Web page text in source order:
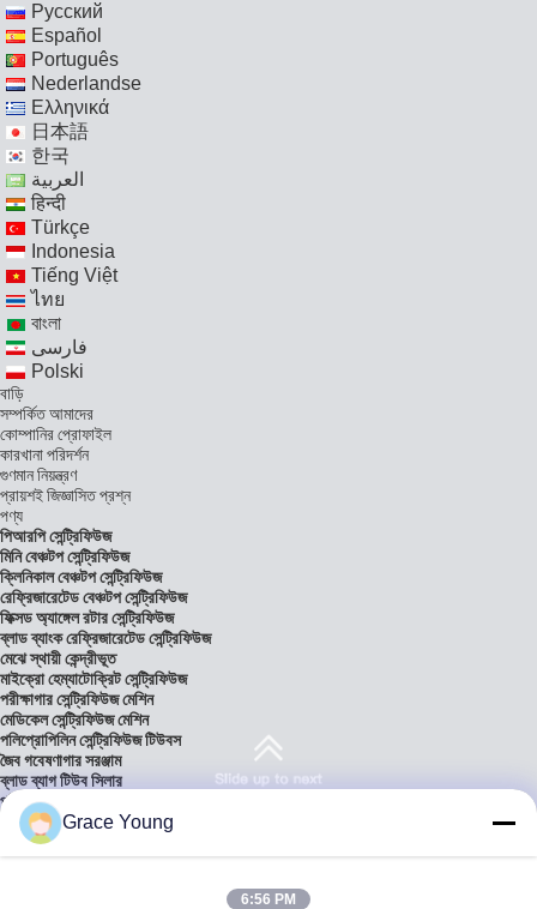
Русский
Español
Português
Nederlandse
Ελληνικά
日本語
한국
العربية
हिन्दी
Türkçe
Indonesia
Tiếng Việt
ไทย
বাংলা
فارسی
Polski
বাড়ি
সম্পর্কিত আমাদের
কোম্পানির প্রোফাইল
কারখানা পরিদর্শন
গুণমান নিয়ন্ত্রণ
প্রায়শই জিজ্ঞাসিত প্রশ্ন
পণ্য
পিআরপি সেন্ট্রিফিউজ
মিনি বেঞ্চটপ সেন্ট্রিফিউজ
ক্লিনিকাল বেঞ্চটপ সেন্ট্রিফিউজ
রেফ্রিজারেটেড বেঞ্চটপ সেন্ট্রিফিউজ
ফিক্সড অ্যাঙ্গেল রটার সেন্ট্রিফিউজ
ব্লাড ব্যাংক রেফ্রিজারেটেড সেন্ট্রিফিউজ
মেঝে স্থায়ী কেন্দ্রীভূত
মাইক্রো হেম্যাটোক্রিট সেন্ট্রিফিউজ
পরীক্ষাগার সেন্ট্রিফিউজ মেশিন
মেডিকেল সেন্ট্রিফিউজ মেশিন
পলিপ্রোপিলিন সেন্ট্রিফিউজ টিউবস
জৈব গবেষণাগার সরঞ্জাম
ব্লাড ব্যাগ টিউব সিলার
পরীক্ষাগার বিশ্লেষণাত্মক ভারসাম্য
সমাধান
আমাদের সাথে যোগাযোগ
উদ্ধৃতি

Grace Young
6:56 PM